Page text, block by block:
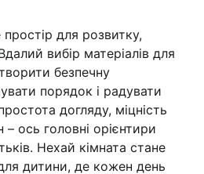
для розвитку,
вибір матеріалів для
безпечну
порядок і радувати
догляду, міцність
ось головні орієнтири
Нехай кімната стане
дитини, де кожен день